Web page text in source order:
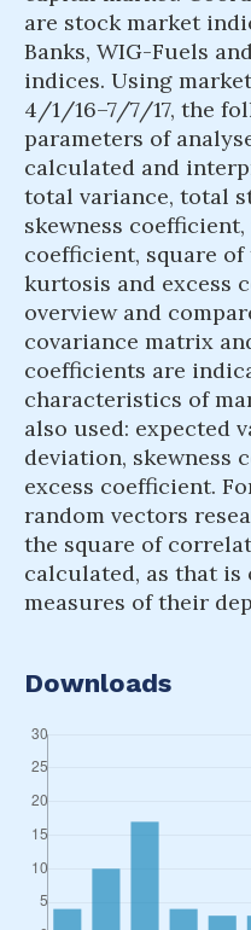
are stock market
Banks, WIG-Fuels
indices. Using
4/1/16–7/7/17, the
parameters of
calculated and
total variance, total
skewness
coefficient, square
kurtosis and excess
overview and
covariance matrix
coefficients are
characteristics of
also used: expected
deviation, skewness
excess coefficient.
random vectors
the square of
calculated, as that is
measures of their
Downloads